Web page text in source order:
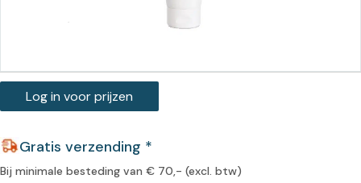
Log in voor prijzen
Gratis verzending *
Bij minimale besteding van € 70,- (excl. btw)